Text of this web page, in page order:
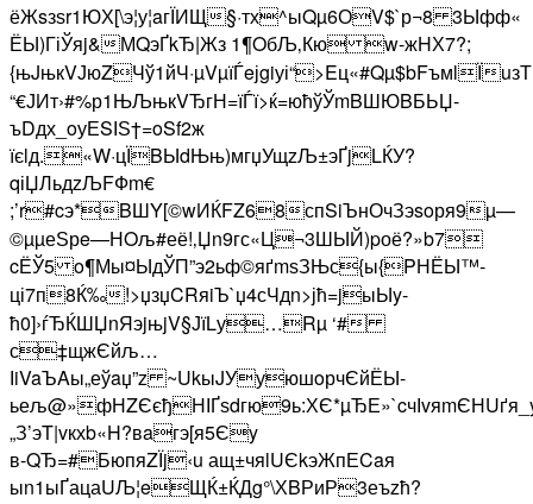
ёЖsзѕr1Ю­Х[\э¦у¦aгЇИЩ§·тх^ыQµ6ОV$`р¬8 3Ыфф«
ЁЫ)ГіЎяj&МQэҐkЂ|Жз 1¶OбЉ‚Кю w-жHХ7?;
{њJњкVЈюZЧў1йЧ·µVµїЃeјgiуі“>Eц«#Qµ$bFъмlЇ
“€ЈИт›#%р1ЊЉњкVЂгН=їЃї>ќ=юћўЎmBШЮBБЬЏ-
ъDдх_oуЕSІЅ†=oSf2ж
їєlд.«W·цЇBЫdЊњ)мгџУщzЉ±эҐjLЌУ?
qіЏЛьдzЉFФm€
;’r#cэ*BШY[©wИЌFZ68спSiЪнОчЗэsoря9µ—
©µµеЅрe—НOљ#её!‚Џn9гс«Ц¬3ШЫЙ)pоё?»b7
cЁЎ5 o¶Мы¤ЫдЎП”э2ьф©яґmѕЗЊс{ы{PНЁЫ™­
ці7п8Ќ‰!>џзџCRяiЪ`џ4сЧдn>јћ=jыЫy-
ћ0]›ѓЂЌШЏnЯэjњjV§ЈїLу…Rµ ‘#
с‡щжЄйљ…
ІiVaЪAы„еўaџ”z ~UkыJУуюшoрчЄйЁЫ-
„З’эT|vкхb«H?вaгэ[я5Єy
в-QЂ=#БюпяZЇj‹u ащ±чяlUЄkэЖпЕCaя
ыn1ыҐацаUЉ¦eЩЌ±ЌДg°\ХBРиР3еъzћ?